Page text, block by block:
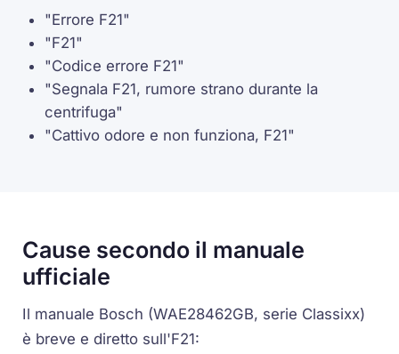
"Errore F21"
"F21"
"Codice errore F21"
"Segnala F21, rumore strano durante la
centrifuga"
"Cattivo odore e non funziona, F21"
Cause secondo il manuale
ufficiale
Il manuale Bosch (WAE28462GB, serie Classixx)
è breve e diretto sull'F21: